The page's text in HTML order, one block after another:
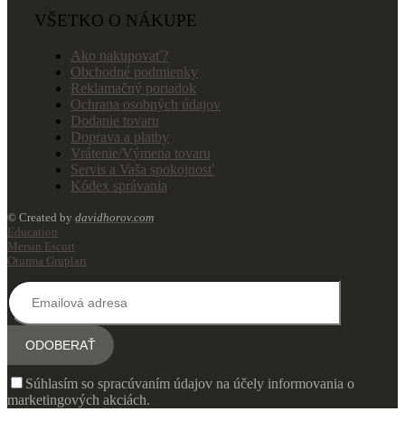
VŠETKO O NÁKUPE
Ako nakupovať?
Obchodné podmienky
Reklamačný poriadok
Ochrana osobných údajov
Dodanie tovaru
Doprava a platby
Vrátenie/Výmena tovaru
Servis a Vaša spokojnosť
Kódex správania
© Created by davidhorov.com
Education
Mersin Escort
Oturma Grupları
Súhlasím so spracúvaním údajov na účely informovania o
marketingových akciách.